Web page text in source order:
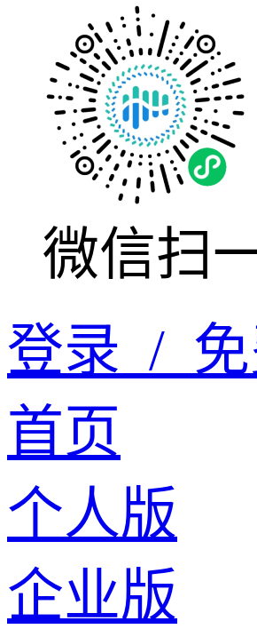
微信扫
登录 /
首页
个人版
企业版